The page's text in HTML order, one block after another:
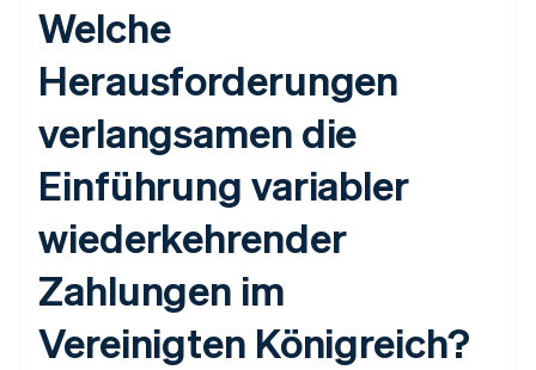
Welche
Herausforderungen
verlangsamen die
Einführung variabler
wiederkehrender
Zahlungen im
Vereinigten Königreich?